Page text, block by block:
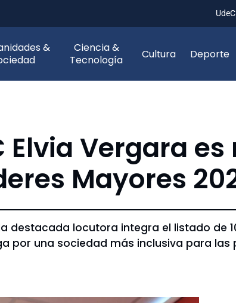
&
Ciencia &
Tecnología
Cultura Deporte
Elvia Vergara
Mayores
locutora integra el listado de
una sociedad más inclusiva para las